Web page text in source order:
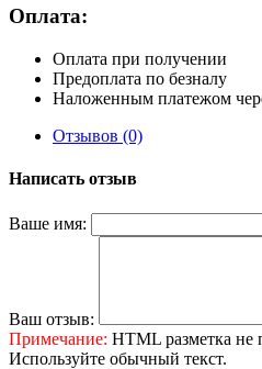
Оплата:
Оплата при получении
Предоплата по безналу
Наложенным платежом
Отзывов (0)
Написать отзыв
Ваше имя:
Ваш отзыв:
Примечание: HTML разметка не
Используйте обычный текст.